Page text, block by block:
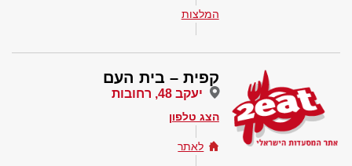
המלצות
קפית – בית העם
יעקב 48, רחובות
הצג טלפון
לאתר